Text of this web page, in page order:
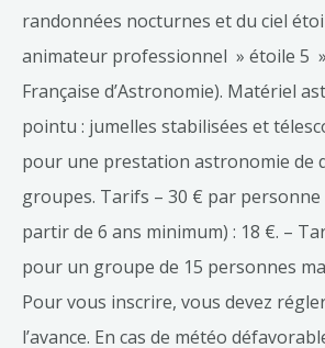
randonnées nocturnes et du ciel
animateur professionnel » étoile 5 »
Française d’Astronomie). Matériel
pointu : jumelles stabilisées et
pour une prestation astronomie de
groupes. Tarifs – 30 € par personne
partir de 6 ans minimum) : 18 €. –
pour un groupe de 15 personnes
Pour vous inscrire, vous devez
l’avance. En cas de météo